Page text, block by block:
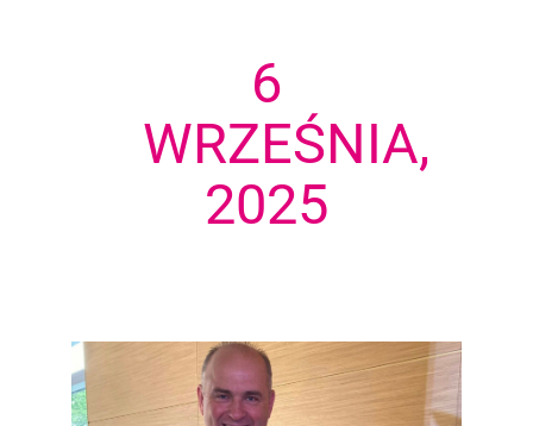
6
WRZEŚNIA,
2025